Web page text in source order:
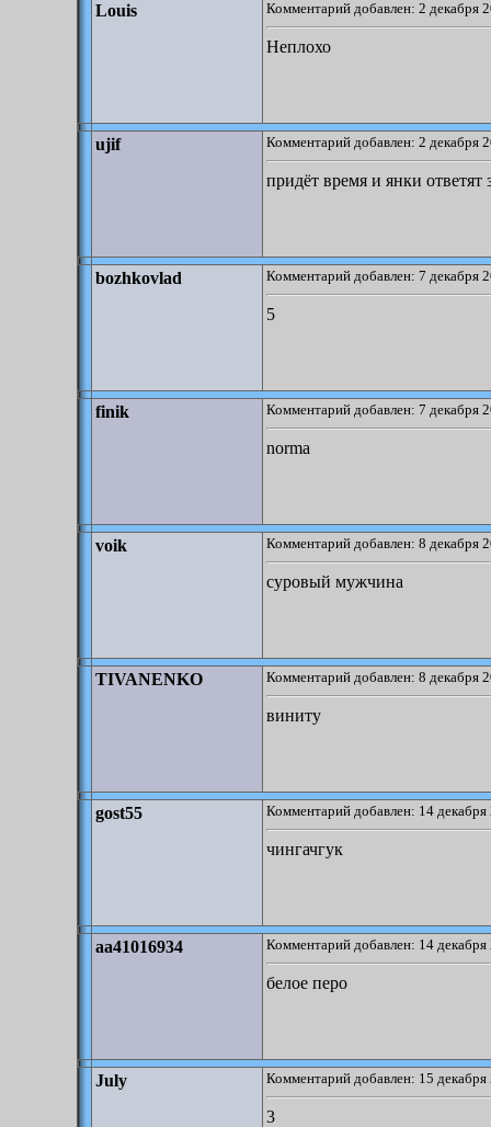
Louis Комментарий добавлен: 2 декабря
Неплохо
ujif Комментарий добавлен: 2 декабря
придёт время и янки ответят
bozhkovlad Комментарий добавлен: 7 декабря
5
finik Комментарий добавлен: 7 декабря
norma
voik Комментарий добавлен: 8 декабря
суровый мужчина
TIVANENKO Комментарий добавлен: 8 декабря
виниту
gost55 Комментарий добавлен: 14
чингачгук
aa41016934 Комментарий добавлен: 14
белое перо
July Комментарий добавлен: 15
3